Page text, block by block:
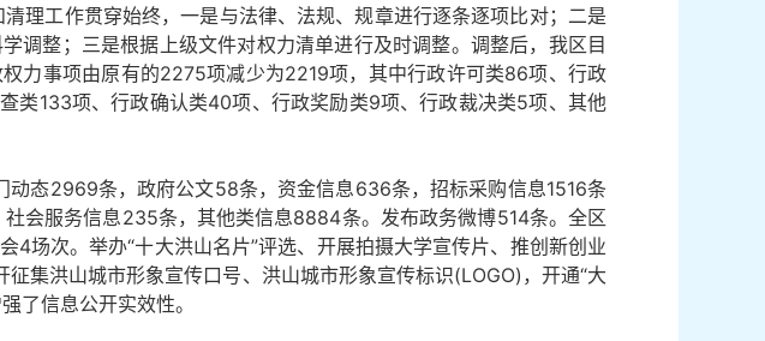
理工作贯穿始终，一是与法律、法规、规章进行逐条逐项比对；二是
调整；三是根据上级文件对权力清单进行及时调整。调整后，我区目
力事项由原有的2275项减少为2219项，其中行政许可类86项、行政
类133项、行政确认类40项、行政奖励类9项、行政裁决类5项、其他
态2969条，政府公文58条，资金信息636条，招标采购信息1516条
会服务信息235条，其他类信息8884条。发布政务微博514条。全区
场次。举办“十大洪山名片”评选、开展拍摄大学宣传片、推创新创业
集洪山城市形象宣传口号、洪山城市形象宣传标识(LOGO)，开通“大
了信息公开实效性。